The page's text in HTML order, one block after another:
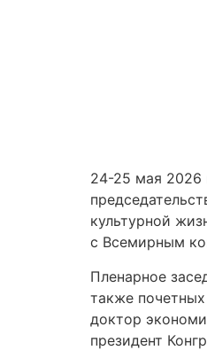
24-25 мая 2026
культурной
с Всемирным
Пленарное
также
доктор
президент